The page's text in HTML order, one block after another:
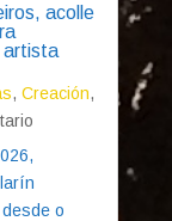
acolle
artista
, Creación,
o